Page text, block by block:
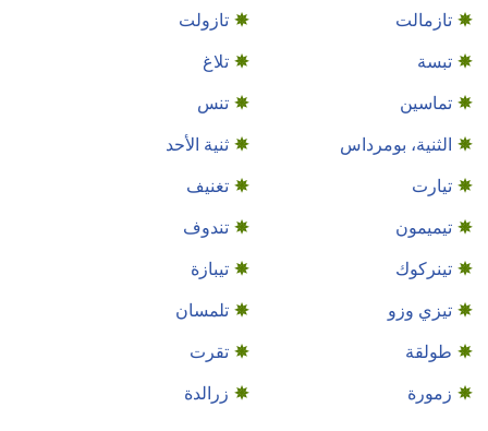
تازمالت
تازولت
تبسة
تلاغ
تماسين
تنس
الثنية، بومرداس
ثنية الأحد
تيارت
تغنيف
تيميمون
تندوف
تينركوك
تيبازة
تيزي وزو
تلمسان
طولقة
تقرت
زمورة
زرالدة